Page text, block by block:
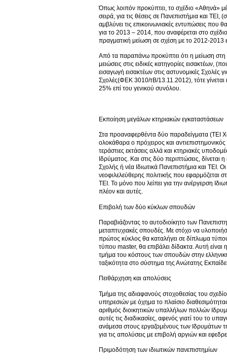
Όπως λοιπόν προκύπτει, το σχέδιο «Αθηνά»
σειρά, για τις θέσεις σε Πανεπιστήμια και
αμβλύνει τις επικοινωνιακές εντυπώσεις που
για το 2013 – 2014, που αναφέρεται στο
πραγματική μείωση σε σχέση με το 2012-2013
Από τα παραπάνω προκύπτει ότι η μείωση στη
μειώσεις στις ειδικές κατηγορίες
εισαγωγή εισακτέων στις αστυνομικές Σχολές
Σχολές(ΦΕΚ 3010/τΒ/13.11.2012), τότε
25% επί του γενικού συνόλου.
Εκποίηση μεγάλων κτηριακών εγκαταστάσεων
Στα προαναφερθέντα δύο παραδείγματα (ΤΕΙ
ολοκάθαρα ο πρόχειρος και
τεράστιες εκτάσεις αλλά και κτηριακές
Ιδρύματος. Και στις δύο περιπτώσεις,
Σχολής ή νέα Ιδιωτικά Πανεπιστήμια και ΤΕΙ.
νεοφιλελεύθερης πολιτικής που εφαρμόζεται
ΤΕΙ. Το μόνο που λείπει για την ανέργερση
πλέον και αυτές.
Επιβολή των δύο κύκλων σπουδών
Παραβιάζοντας το αυτοδιοίκητο των
μεταπτυχιακές σπουδές. Με στόχο να
πρώτος κύκλος θα καταλήγει σε δίπλωμα
τύπου master, θα επιβάλει δίδακτα. Αυτή
τμήμα του κόστους των σπουδών στην
ταξικότητα στο σύστημα της Ανώτατης
Πειθάρχηση και απολύσεις
Τμήμα της αδιαφανούς στοχοθεσίας του
υπηρεσιών με όχημα το πλαίσιο
αριθμός διοικητικών υπαλλήλων πολλών
αυτές τις διαδικασίες, αφενός γιατί του το
ανάμεσα στους εργαζομένους των Ιδρυμάτων
για τις απολύσεις με επιβολή αργιών και
Πριμοδότηση των ιδιωτικών πανεπιστημίων